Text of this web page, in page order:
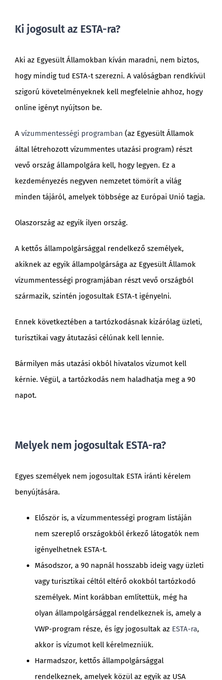
Ki jogosult az ESTA-ra?
Aki az Egyesült Államokban kíván maradni, nem biztos,
hogy mindig tud ESTA-t szerezni. A valóságban rendkívül
szigorú követelményeknek kell megfelelnie ahhoz, hogy
online igényt nyújtson be.
A vízummentességi programban (az Egyesült Államok
által létrehozott vízummentes utazási program) részt
vevő ország állampolgára kell, hogy legyen. Ez a
kezdeményezés negyven nemzetet tömörít a világ
minden tájáról, amelyek többsége az Európai Unió tagja.
Olaszország az egyik ilyen ország.
A kettős állampolgársággal rendelkező személyek,
akiknek az egyik állampolgársága az Egyesült Államok
vízummentességi programjában részt vevő országból
származik, szintén jogosultak ESTA-t igényelni.
Ennek következtében a tartózkodásnak kizárólag üzleti,
turisztikai vagy átutazási célúnak kell lennie.
Bármilyen más utazási okból hivatalos vízumot kell
kérnie. Végül, a tartózkodás nem haladhatja meg a 90
napot.
Melyek nem jogosultak ESTA-ra?
Egyes személyek nem jogosultak ESTA iránti kérelem
benyújtására.
Először is, a vízummentességi program listáján
nem szereplő országokból érkező látogatók nem
igényelhetnek ESTA-t.
Másodszor, a 90 napnál hosszabb ideig vagy üzleti
vagy turisztikai céltól eltérő okokból tartózkodó
személyek. Mint korábban említettük, még ha
olyan állampolgársággal rendelkeznek is, amely a
VWP-program része, és így jogosultak az ESTA-ra,
akkor is vízumot kell kérelmezniük.
Harmadszor, kettős állampolgársággal
rendelkeznek, amelyek közül az egyik az USA